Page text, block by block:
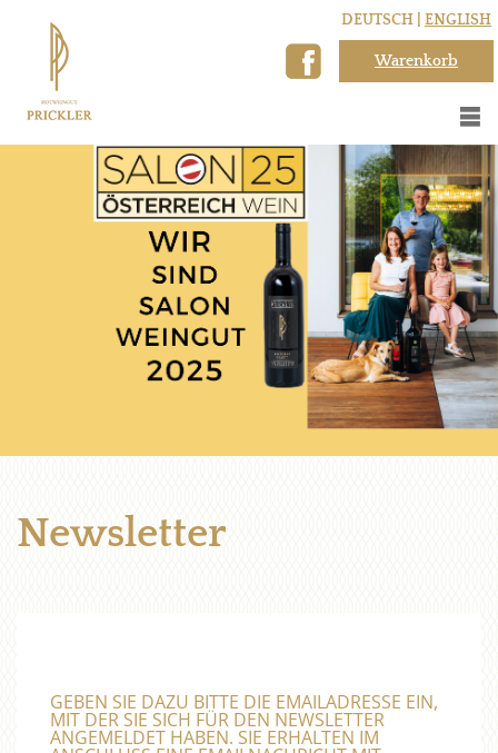
DEUTSCH | ENGLISH
Warenkorb
Newsletter
GEBEN SIE DAZU BITTE DIE EMAILADRESSE EIN,
MIT DER SIE SICH FÜR DEN NEWSLETTER
ANGEMELDET HABEN. SIE ERHALTEN IM